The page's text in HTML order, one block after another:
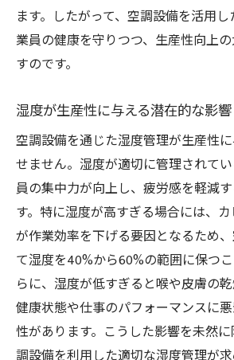
ます。したがって、空調設備を活用
業員の健康を守りつつ、生産性向上
すのです。
湿度が生産性に与える潜在的な影響
空調設備を通じた湿度管理が生産性
せません。湿度が適切に管理されて
員の集中力が向上し、疲労感を軽減
す。特に湿度が高すぎる場合には、
が作業効率を下げる要因となるため
て湿度を40%から60%の範囲に保つ
らに、湿度が低すぎると喉や皮膚の乾
健康状態や仕事のパフォーマンスに
性があります。こうした影響を未然